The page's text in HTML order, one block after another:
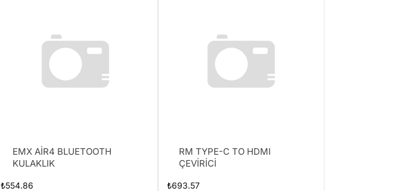
EMX AİR4 BLUETOOTH
KULAKLIK
₺554.86
RM TYPE-C TO HDMI
ÇEVİRİCİ
₺693.57